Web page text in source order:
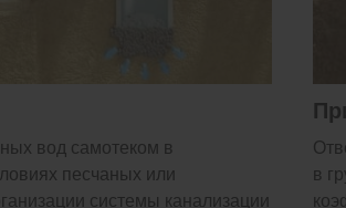
вод самотеком в
песчаных или
системы канализации
в